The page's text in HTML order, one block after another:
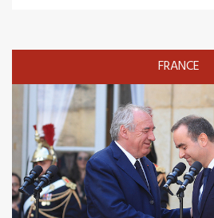
FRANCE